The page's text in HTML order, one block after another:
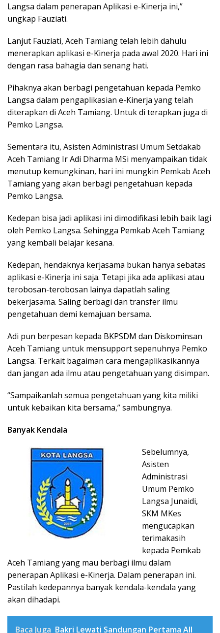
Langsa dalam penerapan Aplikasi e-Kinerja ini,”
ungkap Fauziati.
Lanjut Fauziati, Aceh Tamiang telah lebih dahulu
menerapkan aplikasi e-Kinerja pada awal 2020. Hari ini
dengan rasa bahagia dan senang hati.
Pihaknya akan berbagi pengetahuan kepada Pemko
Langsa dalam pengaplikasian e-Kinerja yang telah
diterapkan di Aceh Tamiang. Untuk di terapkan juga di
Pemko Langsa.
Sementara itu, Asisten Administrasi Umum Setdakab
Aceh Tamiang Ir Adi Dharma MSi menyampaikan tidak
menutup kemungkinan, hari ini mungkin Pemkab Aceh
Tamiang yang akan berbagi pengetahuan kepada
Pemko Langsa.
Kedepan bisa jadi aplikasi ini dimodifikasi lebih baik lagi
oleh Pemko Langsa. Sehingga Pemkab Aceh Tamiang
yang kembali belajar kesana.
Kedepan, hendaknya kerjasama bukan hanya sebatas
aplikasi e-Kinerja ini saja. Tetapi jika ada aplikasi atau
terobosan-terobosan lainya dapatlah saling
bekerjasama. Saling berbagi dan transfer ilmu
pengetahuan demi kemajuan bersama.
Adi pun berpesan kepada BKPSDM dan Diskominsan
Aceh Tamiang untuk mensupport sepenuhnya Pemko
Langsa. Terkait bagaiman cara mengaplikasikannya
dan jangan ada ilmu atau pengetahuan yang disimpan.
“Sampaikanlah semua pengetahuan yang kita miliki
untuk kebaikan kita bersama,” sambungnya.
Banyak Kendala
Sebelumnya,
Asisten
Administrasi
Umum Pemko
Langsa Junaidi,
SKM MKes
mengucapkan
terimakasih
kepada Pemkab
Aceh Tamiang yang mau berbagi ilmu dalam
penerapan Aplikasi e-Kinerja. Dalam penerapan ini.
Pastilah kedepannya banyak kendala-kendala yang
akan dihadapi.
Baca Juga Bakri Lewati Sandungan Pertama All